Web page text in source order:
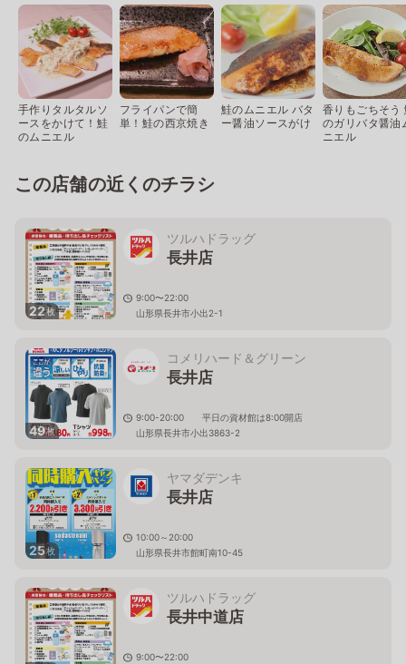
手作りタルタルソ
ースをかけて！鮭
のムニエル
フライパンで簡
単！鮭の西京焼き
鮭のムニエル バタ
ー醤油ソースがけ
香りもごちそう
のガリバタ醤油
ニエル
この店舗の近くのチラシ
22枚
ツルハドラッグ
長井店
9:00〜22:00
山形県長井市小出2-1
49枚
コメリハード＆グリーン
長井店
9:00-20:00 平日の資材館は8:00開店
山形県長井市小出3863-2
25枚
ヤマダデンキ
長井店
10:00～20:00
山形県長井市館町南10-45
ツルハドラッグ
長井中道店
9:00〜22:00